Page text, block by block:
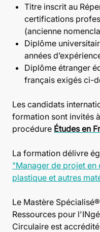
Titre inscrit au
certifications
(ancienne
Diplôme
années
Diplôme étranger
français exigés ci-
Les candidats
formation sont invités
procédure Études en
La formation délivre
"Manager de projet
plastique et autres
Le Mastère
Ressources pour
Circulaire est